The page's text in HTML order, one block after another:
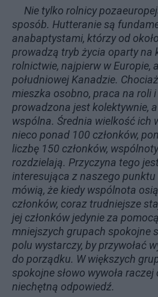
Nie tylko rolnicy
sposób. Hutteranie są
anabaptystami, którzy od
prowadzą tryb życia oparty na
rolnictwie, najpierw w Europie,
południowej Kanadzie.
mieszka osobno, praca na roli
prowadzona jest kolektywnie,
wspólna. Średnia wielkość ich
nieco ponad 100 członków,
liczbę 150 członków,
rozdzielają. Przyczyna tego
interesująca z naszego
mówią, że kiedy wspólnota
członków, coraz trudniejsze
jej członków jedynie za
mniejszych grupach spokojne
polu wystarczy, by przywołać
do porządku. W większych
spokojne słowo wywoła
niechętną odpowiedź.